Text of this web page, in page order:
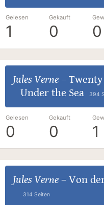
Gelesen
1
Gekauft
0 0
Jules Verne– Twenty
Under the Sea
394
Gelesen
0
Gekauft
0 1
Jules Verne– Von
314 Seiten